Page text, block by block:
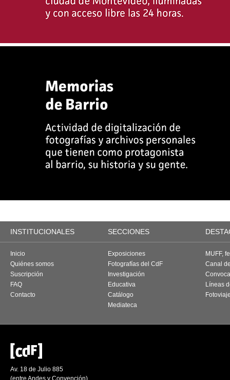
INSTITUCIONALES SECCIONES
Inicio
Quiénes somos
Suscripción
FAQ
Contacto
Exposiciones
Fotografías del CdF
Investigación
Educativa
Catálogo
Mediateca
MUFF,
Canal
Líneas
Av. 18 de Julio 885
(entre Andes y Convención)